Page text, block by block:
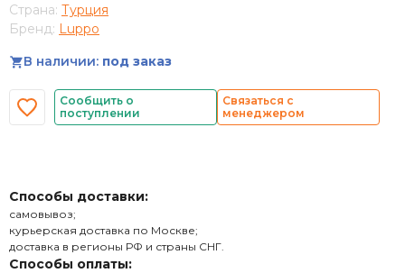
Страна: Турция
Бренд: Luppo
В наличии: под заказ
Сообщить о
поступлении
Связаться с
менеджером
Способы доставки:
самовывоз;
курьерская доставка по Москве;
доставка в регионы РФ и страны СНГ.
Способы оплаты: